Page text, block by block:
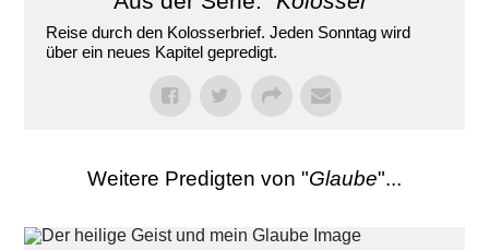
Reise durch den Kolosserbrief. Jeden Sonntag wird
über ein neues Kapitel gepredigt.
Weitere Predigten von "Glaube"...